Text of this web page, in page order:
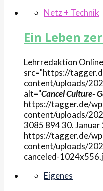
Netz + Technik
Ein Leben
Lehrredaktion Online
src="https://
content/uploads/
alt="Cancel Culture-
https://tagger.de/
content/uploads/
3085 89430. Januar
https://tagger.de/
content/uploads/
canceled-
Eigenes